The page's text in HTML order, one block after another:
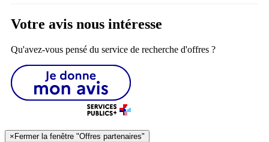
Votre avis nous intéresse
Qu'avez-vous pensé du service de recherche d'offres ?
× Fermer la fenêtre "Offres partenaires"